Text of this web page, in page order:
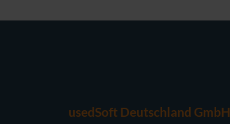
usedSoft Deutschland GmbH